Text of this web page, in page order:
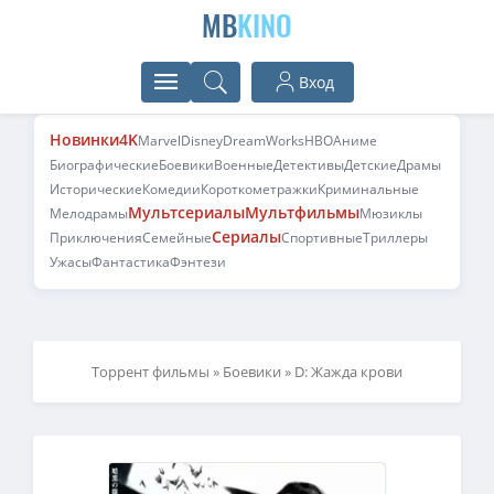
MBKINO
Вход
Новинки4KMarvelDisneyDreamWorksHBOАниме
БиографическиеБоевикиВоенныеДетективыДетскиеДрамы
ИсторическиеКомедииКороткометражкиКриминальные
МелодрамыМультсериалыМультфильмыМюзиклы
ПриключенияСемейныеСериалыСпортивныеТриллеры
УжасыФантастикаФэнтези
Торрент фильмы » Боевики » D: Жажда крови